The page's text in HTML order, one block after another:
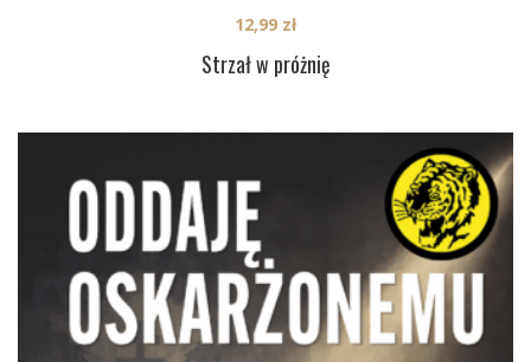
Strzał w próżnię
12,99 zł